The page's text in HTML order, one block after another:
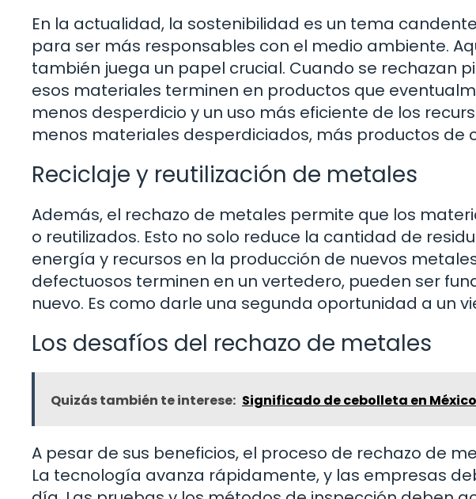
En la actualidad, la sostenibilidad es un tema
para ser más responsables con el medio ambiente.
también juega un papel crucial. Cuando se rechazan
esos materiales terminen en productos que
menos desperdicio y un uso más eficiente de los
menos materiales desperdiciados, más productos de
Reciclaje y reutilización de metales
Además, el rechazo de metales permite que los
o reutilizados. Esto no solo reduce la cantidad de
energía y recursos en la producción de nuevos
defectuosos terminen en un vertedero, pueden ser
nuevo. Es como darle una segunda oportunidad a un
Los desafíos del rechazo de metales
Quizás también te interese: Significado de cebolleta en México
A pesar de sus beneficios, el proceso de rechazo de
La tecnología avanza rápidamente, y las empresas